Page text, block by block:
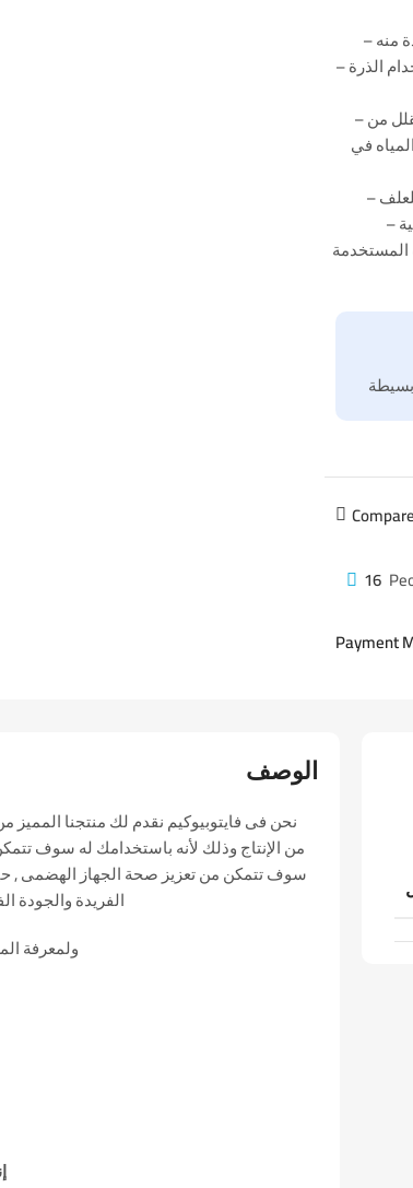
منه
– يقوم الزيلانيز بتحرير طاقة أعلى من الذرة المستخدمة في العلف مما يعني تقليل نسبة استخدام الذرة
– يقوم إنزيم الزيلانيز بخفض محتوى الزرق أو فضلات الدواجن والمواشي من المياه وبالتالي يقلل من
في
– نمتلك تركيزين مختلفين لإنزيم الزيلانيز وهو تركيز 5000 وحدة دولية و 10000 وحدة دولية لتلبية
المستخدمة
Compare
16
Payment
الوصف
نحن فى فايتوبيوكيم نقدم لك منتجنا المميز
من الإنتاج وذلك لأنه باستخدامك له سوف
سوف تتمكن من تعزيز صحة الجهاز الهضمى , حيث
الفريدة والجودة
ولمعرفة